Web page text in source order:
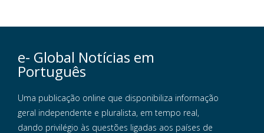
e- Global Notícias em
Português
Uma publicação online que disponibiliza informação
geral independente e pluralista, em tempo real,
dando privilégio às questões ligadas aos países de